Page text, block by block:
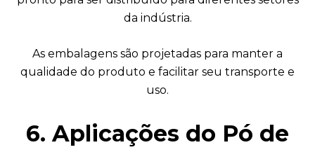
da indústria.
As embalagens são projetadas para manter a
qualidade do produto e facilitar seu transporte e
uso.
6. Aplicações do Pó de